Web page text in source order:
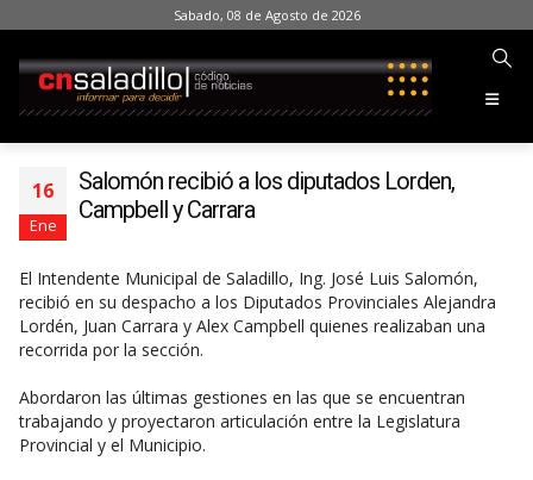
Sabado, 08 de Agosto de 2026
16
Ene
Salomón recibió a los diputados Lorden,
Campbell y Carrara
El Intendente Municipal de Saladillo, Ing. José Luis Salomón,
recibió en su despacho a los Diputados Provinciales Alejandra
Lordén, Juan Carrara y Alex Campbell quienes realizaban una
recorrida por la sección.
Abordaron las últimas gestiones en las que se encuentran
trabajando y proyectaron articulación entre la Legislatura
Provincial y el Municipio.